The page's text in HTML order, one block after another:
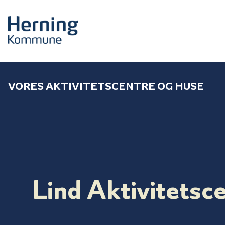
VORES AKTIVITETSCENTRE OG HUSE
Lind